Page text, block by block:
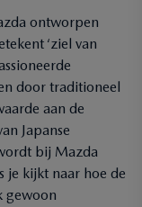
ontworpen
‘ziel van
door traditioneel
aan de
Japanse
bij Mazda
je kijkt naar hoe de
gewoon